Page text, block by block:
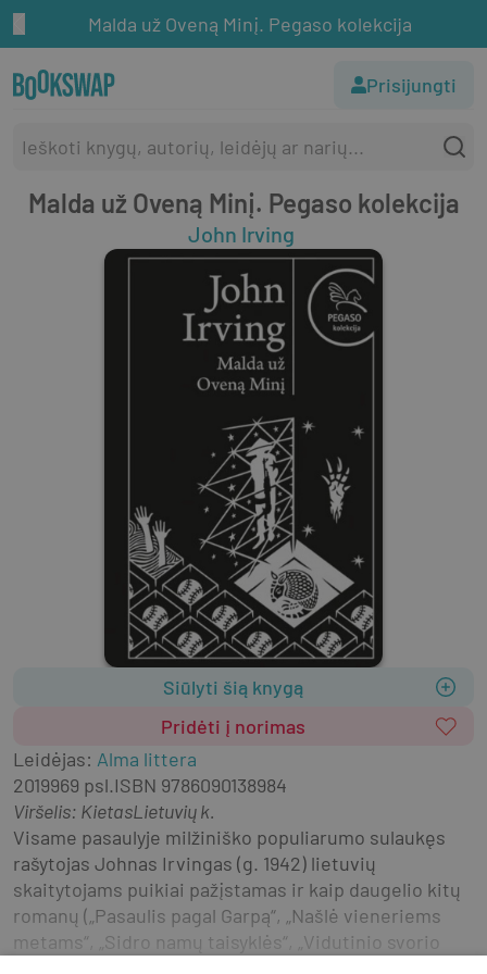
Malda už Oveną Minį. Pegaso kolekcija
Prisijungti
Malda už Oveną Minį. Pegaso kolekcija
John Irving
Siūlyti šią knygą
Pridėti į norimas
Leidėjas: Alma littera
2019969 psl.ISBN 9786090138984
Viršelis: KietasLietuvių k.
Visame pasaulyje milžiniško populiarumo sulaukęs
rašytojas Johnas Irvingas (g. 1942) lietuvių
skaitytojams puikiai pažįstamas ir kaip daugelio kitų
romanų („Pasaulis pagal Garpą“, „Našlė vieneriems
metams“, „Sidro namų taisyklės“, „Vidutinio svorio